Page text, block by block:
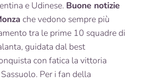
e Udinese. Buone notizie
che vedono sempre più
tra le prime 10 squadre di
guidata dal best
con fatica la vittoria
Per i fan della